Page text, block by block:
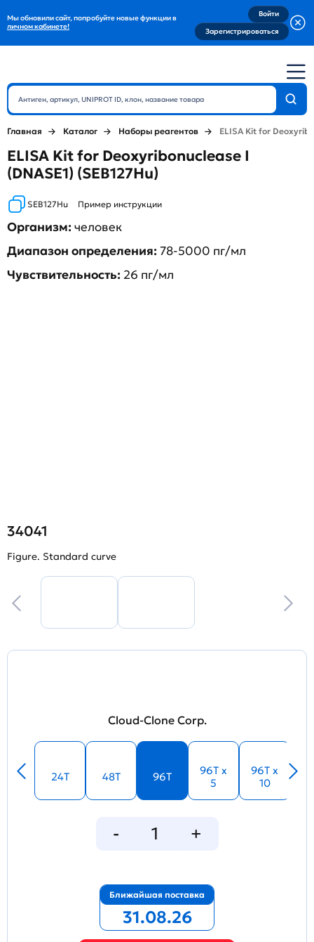
Мы обновили сайт, попробуйте новые функции в
личном кабинете!
Войти
Зарегистрироваться
Главная Каталог Наборы реагентов ELISA Kit for
ELISA Kit for Deoxyribonuclease I
(DNASE1) (SEB127Hu)
SEB127Hu Пример инструкции
Организм:человек
Диапазон определения:78-5000 пг/мл
Чувствительность: 26 пг/мл
34041
Figure. Standard curve
Cloud-Clone Corp.
24T 48T 96T
96T x
5
96T x
10
Ближайшая поставка
31.08.26